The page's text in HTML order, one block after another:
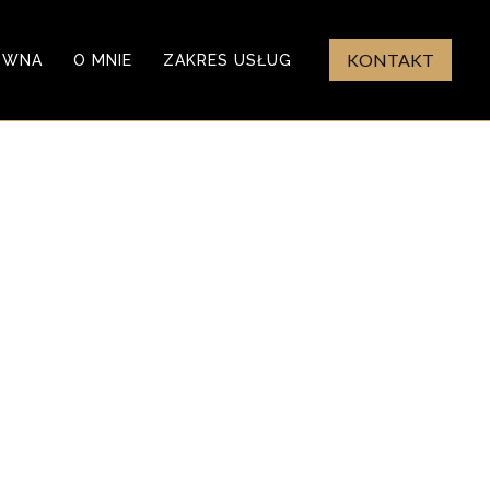
O MNIE ZAKRES USŁUG KONTAKT